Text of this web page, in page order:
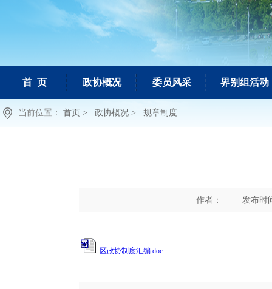
首 页 政协概况 委员风采 界别组活动
当前位置： 首页 > 政协概况 > 规章制度
作者： 发布时
区政协制度汇编.doc